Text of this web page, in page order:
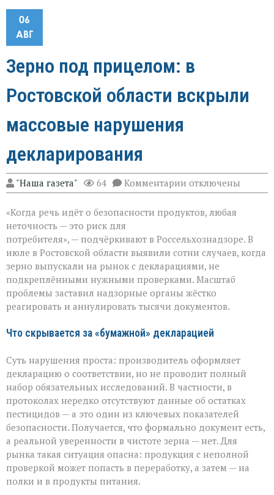
06
АВГ
Зерно под прицелом: в
Ростовской области вскрыли
массовые нарушения
декларирования
"Наша газета" 64 Комментарии к
записи
под
Ростовской
области
вскрыли
массовые
нарушения
декларирования
отключены
«Когда речь идёт о безопасности продуктов, любая
неточность — это риск для
потребителя», — подчёркивают в Россельхознадзоре. В
июле в Ростовской области выявили сотни случаев, когда
зерно выпускали на рынок с декларациями, не
подкреплёнными нужными проверками. Масштаб
проблемы заставил надзорные органы жёстко
реагировать и аннулировать тысячи документов.
Что скрывается за «бумажной» декларацией
Суть нарушения проста: производитель оформляет
декларацию о соответствии, но не проводит полный
набор обязательных исследований. В частности, в
протоколах нередко отсутствуют данные об остатках
пестицидов — а это один из ключевых показателей
безопасности. Получается, что формально документ есть,
а реальной уверенности в чистоте зерна — нет. Для
рынка такая ситуация опасна: продукция с неполной
проверкой может попасть в переработку, а затем — на
полки и в продукты питания.